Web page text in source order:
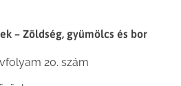
– Zöldség, gyümölcs és bor
20. szám